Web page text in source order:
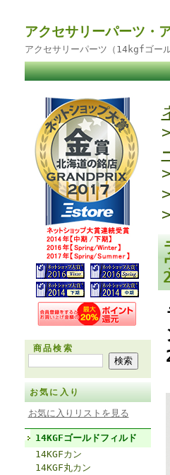
アクセサリーパーツ・
アクセサリーパーツ（14kgfゴー
商品検索
お気に入り
お気に入りリストを見る
14KGFゴールドフィルド
14KGFカン
14KGF丸カン